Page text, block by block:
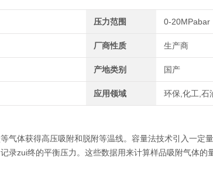
压力范围 0-20MPabar
厂商性质 生产商
产地类别 国产
应用领域 环保,化工,石
气体获得高压吸附和脱附等温线。容量法技术引入一定
录zui终的平衡压力。这些数据用来计算样品吸附气体的量